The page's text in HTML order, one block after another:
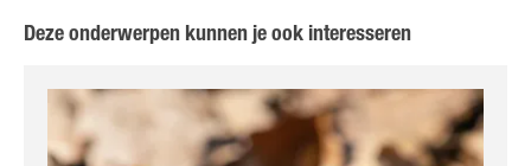
Deze onderwerpen kunnen je ook interesseren